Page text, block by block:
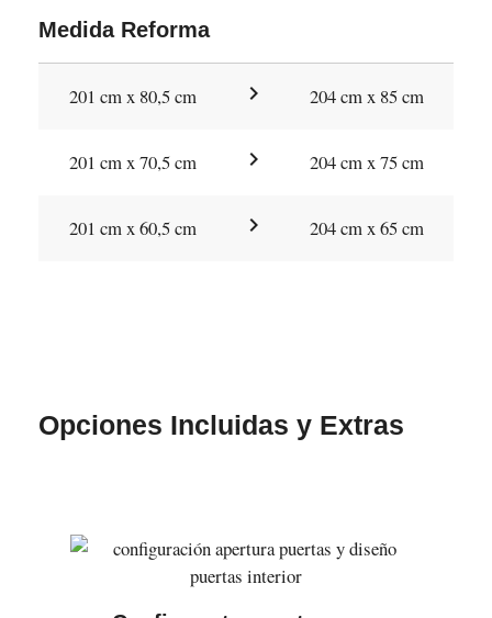
Medida Reforma
201 cm x 80,5 cm chevron_right 204 cm x 85 cm
201 cm x 70,5 cm chevron_right 204 cm x 75 cm
201 cm x 60,5 cm chevron_right 204 cm x 65 cm
Opciones Incluidas y Extras